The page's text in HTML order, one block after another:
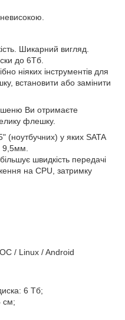
Шикарний вигляд.
до 6Тб.
ніяких інструментів для
встановити або замінити
Ви отримаєте
флешку.
(ноутбучних) у яких SATA
9,5мм.
швидкість передачі
на CPU, затримку
/ Linux / Android
6 Тб;
см;